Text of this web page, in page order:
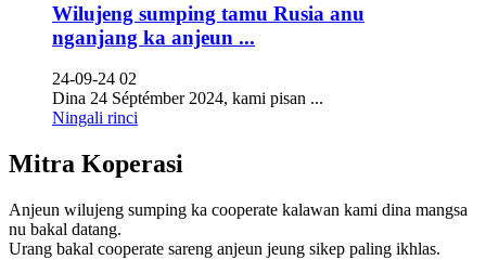
Wilujeng sumping tamu Rusia anu
nganjang ka anjeun ...
24-09-24 02
Dina 24 Séptémber 2024, kami pisan ...
Ningali rinci
Mitra Koperasi
Anjeun wilujeng sumping ka cooperate kalawan kami dina mangsa
nu bakal datang.
Urang bakal cooperate sareng anjeun jeung sikep paling ikhlas.